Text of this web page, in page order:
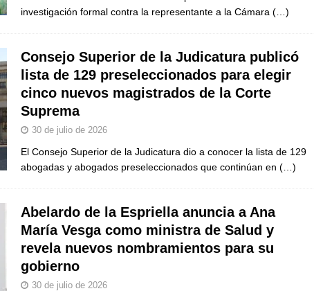
La historia detrás de la banda presidencial que portará Abelardo De La
investigación formal contra la representante a la Cámara (…)
Consejo Superior de la Judicatura publicó
lista de 129 preseleccionados para elegir
cinco nuevos magistrados de la Corte
Suprema
30 de julio de 2026
El Consejo Superior de la Judicatura dio a conocer la lista de 129
abogadas y abogados preseleccionados que continúan en (…)
Abelardo de la Espriella anuncia a Ana
María Vesga como ministra de Salud y
revela nuevos nombramientos para su
gobierno
30 de julio de 2026